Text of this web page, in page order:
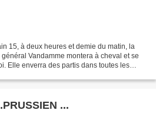
15, à deux heures et demie du matin, la
Vandamme montera à cheval et se
Elle enverra des partis dans toutes les
...